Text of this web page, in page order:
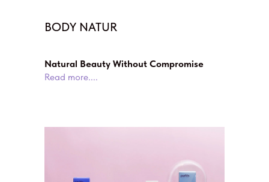
BODY NATUR
Natural Beauty Without Compromise
Read more....